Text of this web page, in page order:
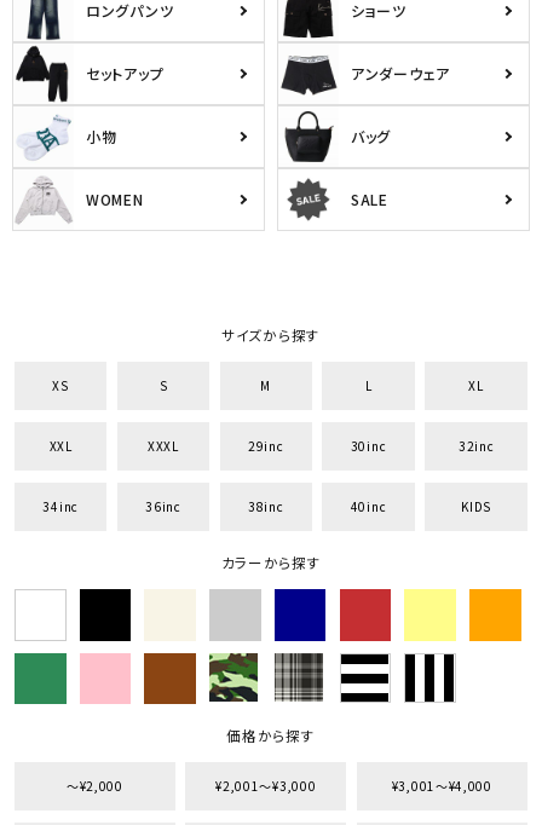
search
ロングパンツ ショーツ
セットアップ アンダーウェア
小物 バッグ
WOMEN SALE
サイズから探す
XS S M L XL
XXL XXXL 29inc 30inc 32inc
34inc 36inc 38inc 40inc KIDS
カラーから探す
価格から探す
〜¥2,000 ¥2,001〜¥3,000 ¥3,001〜¥4,000